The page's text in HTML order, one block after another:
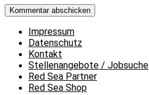
Impressum
Datenschutz
Kontakt
Stellenangebote / Jobsuche
Red Sea Partner
Red Sea Shop